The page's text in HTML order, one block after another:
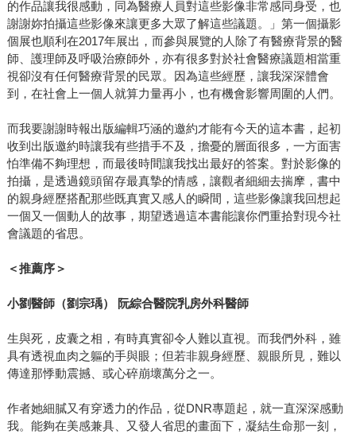
的作品讓我很感動，同為醫療人員對這些影像非常感同身受，也
謝謝妳拍攝這些影像來讓更多大眾了解這些議題。」第一個攝影
個展也順利在2017年展出，而參與展覽的人除了有醫療背景的醫
師、護理師及呼吸治療師外，亦有很多對於社會醫療議題相當重
視卻沒有任何醫療背景的民眾。因為這些經歷，讓我深深體會
到，在社會上一個人就算力量再小，也有機會影響周圍的人們。
而我要謝謝時報出版編輯巧涵的邀約才能有今天的這本書，起初
收到出版邀約時讓我有些措手不及，擔憂的層面很多，一方面害
怕準備不夠理想，而最後時間讓我找出最好的答案。對於影像的
拍攝，是透過鏡頭留存最真摯的情感，讓觀者細細去揣摩，書中
的親身經歷搭配那些既真實又感人的瞬間，這些影像讓我回想起
一個又一個動人的故事，期望透過這本書能讓你們重拾對現今社
會議題的省思。
＜推薦序＞
小劉醫師（劉宗瑀） 阮綜合醫院乳房外科醫師
生與死，皮囊之相，有時真實卻令人難以直視。而我們外科，雖
具有透視血肉之軀的手與眼；但若非親身經歷、親眼所見，難以
傳達那悸動震撼、或心碎崩壞萬分之一。
作者她細膩又有穿透力的作品，從DNR專題起，就一直深深感動
我。能夠在美感兼具、又發人省思的畫面下，凝結生命那一刻，